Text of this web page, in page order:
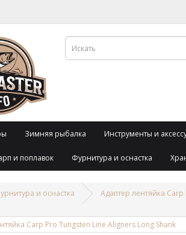
Зимняя рыбалка Инструменты и
и поплавок Фурнитура и оснастка
и оснастка Адаптер лентяйка